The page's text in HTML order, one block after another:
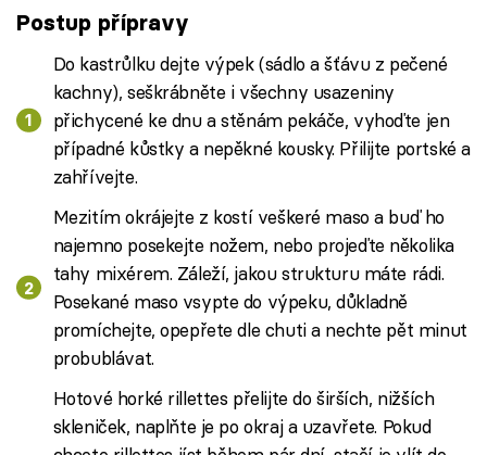
Postup přípravy
Do kastrůlku dejte výpek (sádlo a šťávu z pečené
kachny), seškrábněte i všechny usazeniny
přichycené ke dnu a stěnám pekáče, vyhoďte jen
případné kůstky a nepěkné kousky. Přilijte portské a
zahřívejte.
Mezitím okrájejte z kostí veškeré maso a buď ho
najemno posekejte nožem, nebo projeďte několika
tahy mixérem. Záleží, jakou strukturu máte rádi.
Posekané maso vsypte do výpeku, důkladně
promíchejte, opepřete dle chuti a nechte pět minut
probublávat.
Hotové horké rillettes přelijte do širších, nižších
skleniček, naplňte je po okraj a uzavřete. Pokud